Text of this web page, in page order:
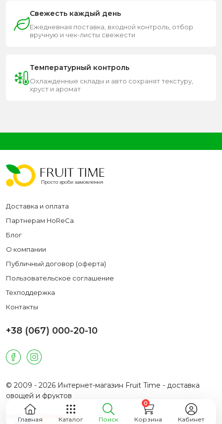
Свежесть каждый день
Ежедневная поставка, входной контроль, отбор
вручную и чек-листы свежести
Температурный контроль
Охлажденные склады и авто сохранят текстуру,
хруст и аромат
Доставка и оплата
Партнерам HoReCa
Блог
О компании
Публичный договор (оферта)
Пользовательское соглашение
Техподдержка
Контакты
+38 (067) 000-20-10
© 2009 - 2026 Интернет-магазин Fruit Time - доставка
овощей и фруктов
Главная Каталог Поиск Корзина
0
Кабинет